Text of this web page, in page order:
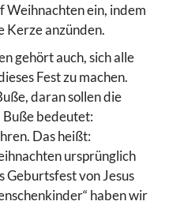
Weihnachten ein, indem
Kerze anzünden.
gehört auch, sich alle
Fest zu machen.
daran sollen die
bedeutet:
Das heißt:
ursprünglich
Geburtsfest von Jesus
haben wir